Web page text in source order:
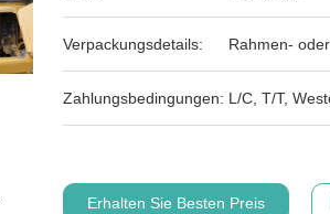
Verpackungsdetails: Rahmen-
Zahlungsbedingungen: L/C, T/T,
Erhalten Sie Besten Preis